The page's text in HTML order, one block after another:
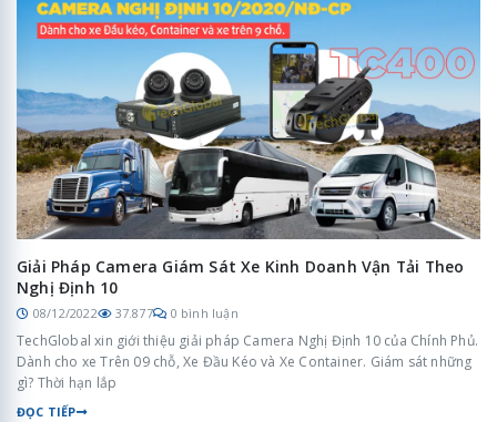
Giải Pháp Camera Giám Sát Xe Kinh Doanh Vận Tải Theo
Nghị Định 10
08/12/2022 37.877 0 bình luận
TechGlobal xin giới thiệu giải pháp Camera Nghị Định 10 của Chính Phủ.
Dành cho xe Trên 09 chỗ, Xe Đầu Kéo và Xe Container. Giám sát những
gì? Thời hạn lắp
ĐỌC TIẾP